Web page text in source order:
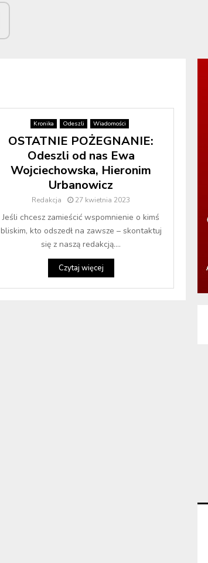
Kronika Odeszli Wiadomości
OSTATNIE POŻEGNANIE:
Odeszli od nas Ewa
Wojciechowska, Hieronim
Urbanowicz
Redakcja 27 kwietnia 2023
Jeśli chcesz zamieścić wspomnienie o kimś
bliskim, kto odszedł na zawsze – skontaktuj
się z naszą redakcją....
Czytaj więcej